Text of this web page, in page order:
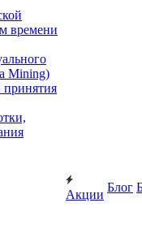
времени
Mining)
принятия
Акции
Блог